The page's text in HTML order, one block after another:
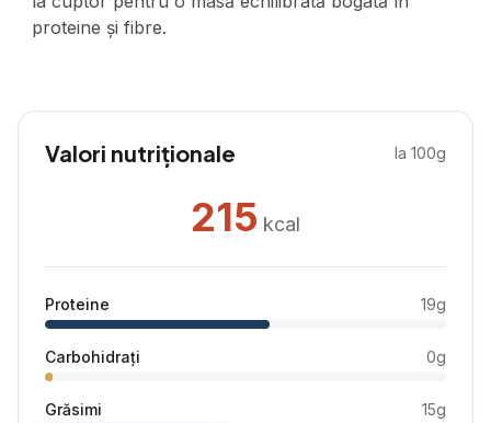
proteine și fibre.
Valori nutriționale la 100g
215 kcal
Proteine 19g
Carbohidrați 0g
Grăsimi 15g